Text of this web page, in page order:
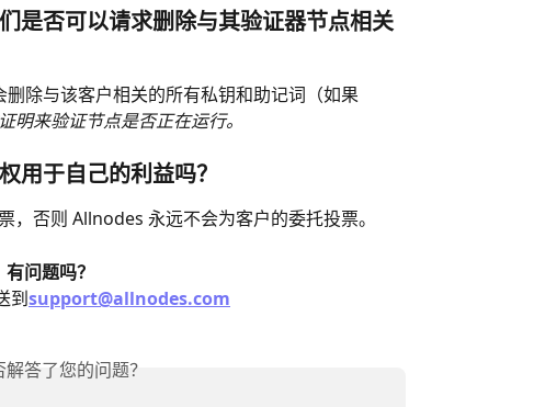
是否可以请求删除与其验证器节点相关
除与该客户相关的所有私钥和助记词（如果
明来验证节点是否正在运行。
用于自己的利益吗？
，否则 Allnodes 永远不会为客户的委托投票。
有问题吗？
到support@allnodes.com
答了您的问题？